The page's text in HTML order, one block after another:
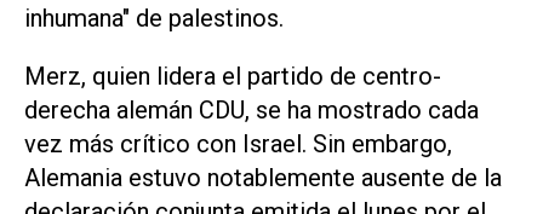
inhumana" de palestinos.
Merz, quien lidera el partido de centro-
derecha alemán CDU, se ha mostrado cada
vez más crítico con Israel. Sin embargo,
Alemania estuvo notablemente ausente de la